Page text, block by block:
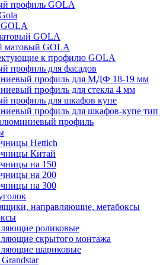
профиль GOLA
GOLA
GOLA
матовый GOLA
к профилю GOLA
профиль для фасадов
профиль для МДФ 18-19 мм
профиль для стекла 4 мм
профиль для шкафов купе
профиль для шкафов-купе
профиль
Hettich
Китай
на 150
на 200
на 300
направляющие, метабоксы
роликовые
скрытого монтажа
шариковые